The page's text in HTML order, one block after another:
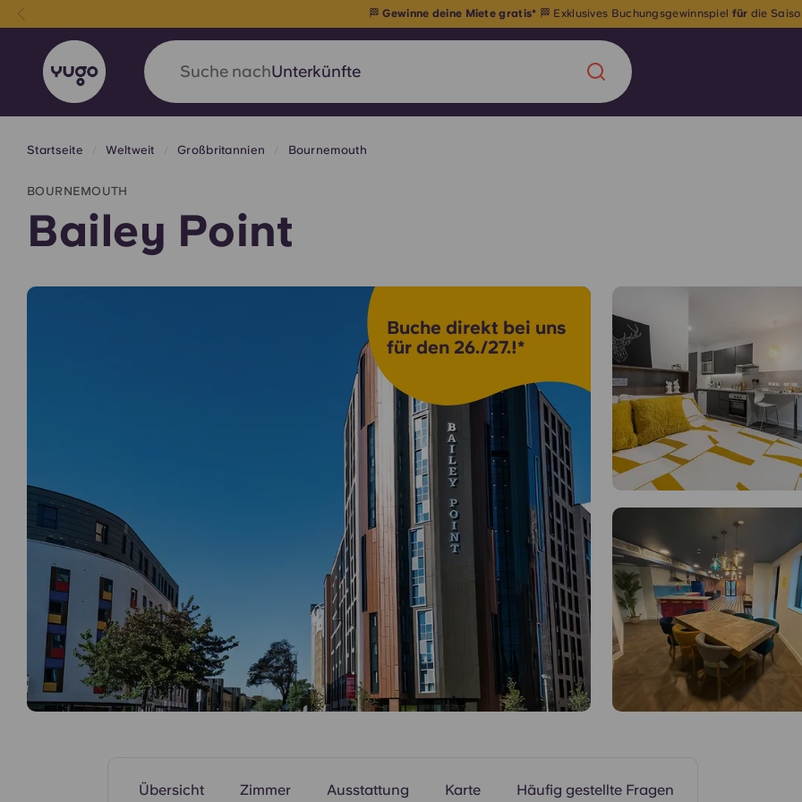
Suche nachLand
Yugo VCARB: Eine neue Ära in Sachen
Die wegweisende Partnerschaft Yugomit VCARB sorgt für
Innovation, Ehrgeiz und unvergessliche Momente für die
Über uns
Häufig
Blog
English (GB) English (US)
🚨Nur noch weniger als 10 Zimmer frei! Lass dir das nicht entgehen –buche, bevor es
Startseite Weltweit Großbritannien Bournemouth
BOURNEMOUTH
Bailey Point
Buche direkt bei uns
für den 26./27.!*
Gemeinschaftsbereiche Fitnessstudio
Übersicht Zimmer Ausstattung Karte Häufig gestellte Fragen